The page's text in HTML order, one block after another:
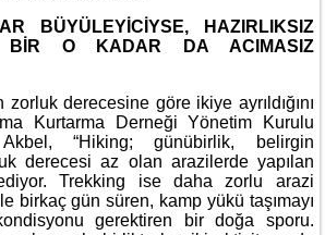
BÜYÜLEYİCİYSE, HAZIRLIKSIZ
BİR O KADAR DA ACIMASIZ
derecesine göre ikiye ayrıldığını
Kurtarma Derneği Yönetim Kurulu
“Hiking; günübirlik, belirgin
derecesi az olan arazilerde yapılan
Trekking ise daha zorlu arazi
birkaç gün süren, kamp yükü taşımayı
gerektiren bir doğa sporu.